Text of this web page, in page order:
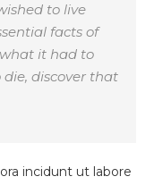
to live
facts of
it had to
discover that
incidunt ut labore